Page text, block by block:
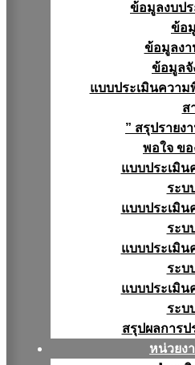
ข้อมูลงบปร
ข้อ
ข้อมูลง
ข้อมูลจั
แบบประเมินความ
ส
” สรุปรายง
พอใจ ข
แบบประเมิน
ระบ
แบบประเมิน
ระบ
แบบประเมิน
ระบ
แบบประเมิน
ระบ
สรุปผลการป
หน่วยง